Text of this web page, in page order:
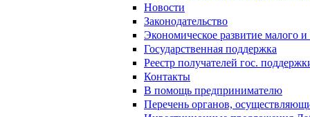
Новости
Законодательство
Экономическое развитие малого и
Государственная поддержка
Реестр получателей гос.
Контакты
В помощь предпринимателю
Перечень органов,